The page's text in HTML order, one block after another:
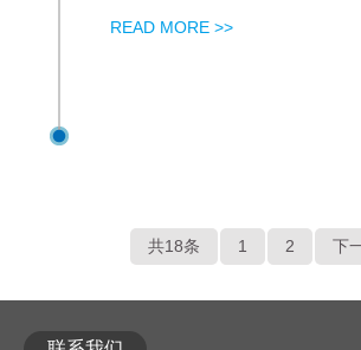
READ MORE >>
共18条 1 2 下